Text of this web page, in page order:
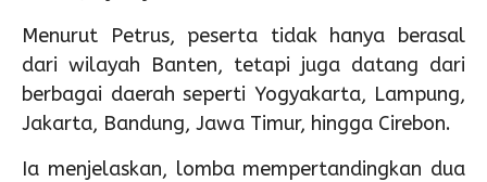
Menurut Petrus, peserta tidak hanya berasal
dari wilayah Banten, tetapi juga datang dari
berbagai daerah seperti Yogyakarta, Lampung,
Jakarta, Bandung, Jawa Timur, hingga Cirebon.
Ia menjelaskan, lomba mempertandingkan dua